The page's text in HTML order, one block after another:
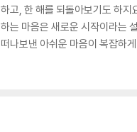
하고, 한 해를 되돌아보기도 하지
하는 마음은 새로운 시작이라는
떠나보낸 아쉬운 마음이 복잡하
그렇다면 우리 아이들은 어떨까